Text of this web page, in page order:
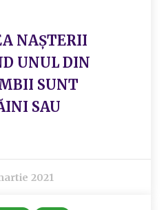
NAȘTERII
UNUL DIN
SUNT
SAU
2021